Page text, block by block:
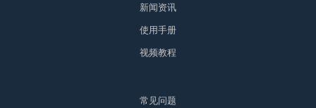
新闻资讯
使用手册
视频教程
常见问题